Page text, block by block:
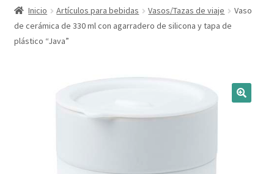
el
Inicio Artículos para bebidas Vasos/Tazas de viaje
Vaso
de cerámica de 330 ml con agarradero de silicona y tapa de
plástico “Java”